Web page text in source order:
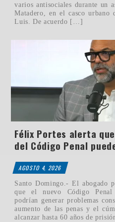
varios antisociales durante un
Matadero, en el casco
Luis. De acuerdo […]
Félix Portes alerta
del Código Penal
AGOSTO 4, 2026
Santo Domingo.- El abogado
que el nuevo Código Penal
podrían generar problemas
aumento de las penas y el
alcanzar hasta 60 años de